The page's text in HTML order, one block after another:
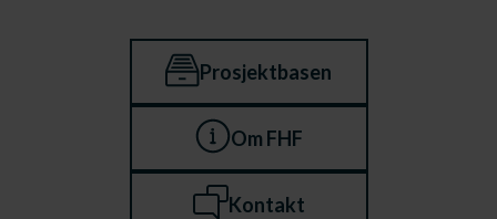
Prosjektbasen
Om FHF
Kontakt